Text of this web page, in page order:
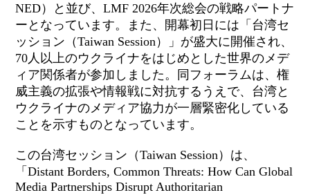
NED）と並び、LMF 2026年次総会の戦略パートナ
ーとなっています。また、開幕初日には「台湾セ
ッション（Taiwan Session）」が盛大に開催され、
70人以上のウクライナをはじめとした世界のメデ
ィア関係者が参加しました。同フォーラムは、権
威主義の拡張や情報戦に対抗するうえで、台湾と
ウクライナのメディア協力が一層緊密化している
ことを示すものとなっています。
この台湾セッション（Taiwan Session）は、
「Distant Borders, Common Threats: How Can Global
Media Partnerships Disrupt Authoritarian